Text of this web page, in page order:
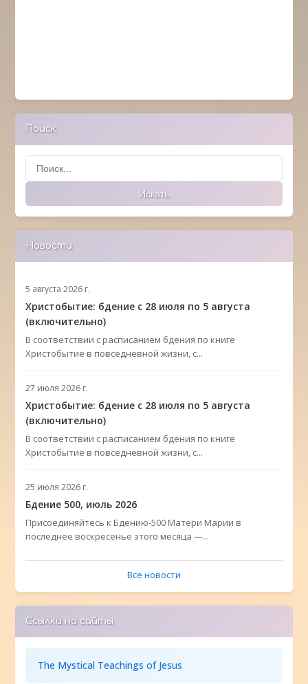
Поиск
Поиск
Искать
Новости
5 августа 2026 г.
Христобытие: бдение с 28 июля по 5 августа
(включительно)
В соответствии с расписанием бдения по книге
Христобытие в повседневной жизни, с...
27 июля 2026 г.
Христобытие: бдение с 28 июля по 5 августа
(включительно)
В соответствии с расписанием бдения по книге
Христобытие в повседневной жизни, с...
25 июля 2026 г.
Бдение 500, июль 2026
Присоединяйтесь к Бдению-500 Матери Марии в
последнее воскресенье этого месяца —...
Все новости
Ссылки на сайты
The Mystical Teachings of Jesus